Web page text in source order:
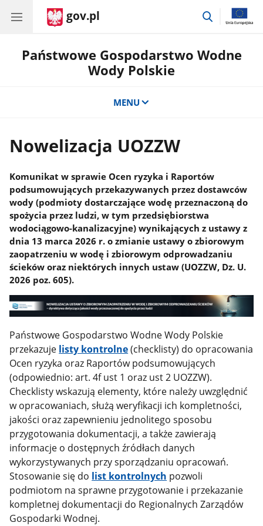
gov.pl
przejdź
Państwowe Gospodarstwo Wodne
Wody Polskie
MENU
Nowelizacja UOZZW
Komunikat w sprawie Ocen ryzyka i Raportów
podsumowujących przekazywanych przez dostawców
wody (podmioty dostarczające wodę przeznaczoną do
spożycia przez ludzi, w tym przedsiębiorstwa
wodociągowo-kanalizacyjne) wynikających z ustawy z
dnia 13 marca 2026 r. o zmianie ustawy o zbiorowym
zaopatrzeniu w wodę i zbiorowym odprowadzaniu
ścieków oraz niektórych innych ustaw (UOZZW, Dz. U.
2026 poz. 605).
Państwowe Gospodarstwo Wodne Wody Polskie
przekazuje listy kontrolne(checklisty) do opracowania
Ocen ryzyka oraz Raportów podsumowujących
(odpowiednio: art. 4f ust 1 oraz ust 2 UOZZW).
Checklisty wskazują elementy, które należy uwzględnić
w opracowaniach, służą weryfikacji ich kompletności,
jakości oraz zapewnieniu jednolitego sposobu
przygotowania dokumentacji, a także zawierają
informacje o dostępnych źródłach danych
wykorzystywanych przy sporządzaniu opracowań.
Stosowanie się do list kontrolnych pozwoli
podmiotom na sprawne przygotowanie i przekazanie
kompletnej dokumentacji do Regionalnych Zarządów
Gospodarki Wodnej.